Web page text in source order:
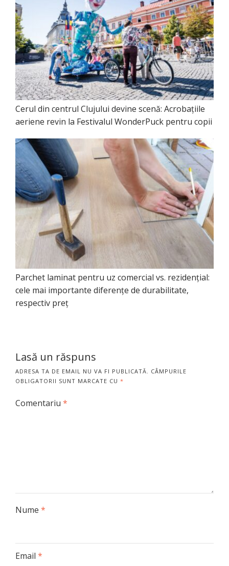
Cerul din centrul Clujului devine scenă: Acrobațiile
aeriene revin la Festivalul WonderPuck pentru copii
Parchet laminat pentru uz comercial vs. rezidențial:
cele mai importante diferențe de durabilitate,
respectiv preț
Lasă un răspuns
ADRESA TA DE EMAIL NU VA FI PUBLICATĂ. CÂMPURILE
OBLIGATORII SUNT MARCATE CU *
Comentariu *
Nume *
Email *